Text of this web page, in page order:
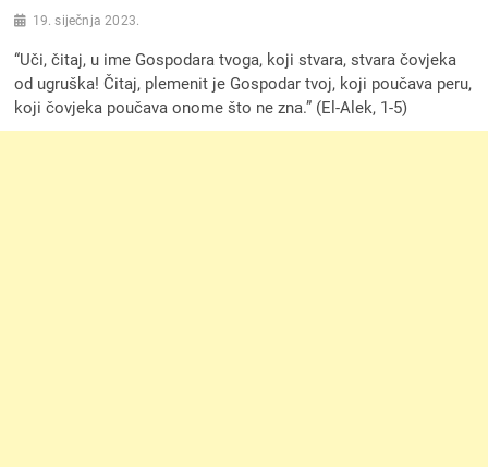
19. siječnja 2023.
“Uči, čitaj, u ime Gospodara tvoga, koji stvara, stvara čovjeka
od ugruška! Čitaj, plemenit je Gospodar tvoj, koji poučava peru,
koji čovjeka poučava onome što ne zna.” (El-Alek, 1-5)